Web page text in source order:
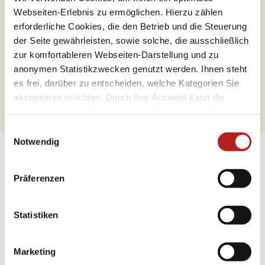
Webseiten-Erlebnis zu ermöglichen. Hierzu zählen
erforderliche Cookies, die den Betrieb und die Steuerung
der Seite gewährleisten, sowie solche, die ausschließlich
zur komfortableren Webseiten-Darstellung und zu
anonymen Statistikzwecken genutzt werden. Ihnen steht
es frei, darüber zu entscheiden, welche Kategorien Sie
akzeptieren möchten. Durch Ihre Auswahl kann die
Datenschutzbestimmungen.
Notwendig
Präferenzen
Statistiken
Marketing
Was möchten Sie als nächstes
tun?
Anreise planen PDF erzeugen